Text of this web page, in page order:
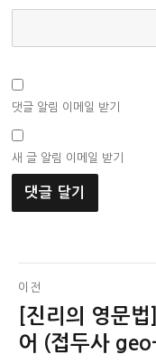
댓글 알림 이메일 받기
새 글 알림 이메일 받기
글
탐
색
이전
이
전
[진리의 영문
어 (접두사